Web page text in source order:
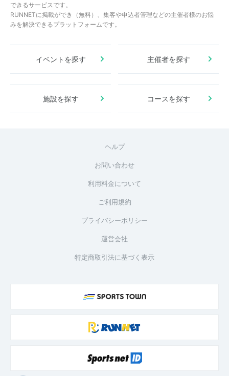
できるサービスです。
RUNNETに掲載ができ（無料）、集客や申込者管理などの主催者様のお悩
みを解決できるプラットフォームです。
イベントを探す 主催者を探す
施設を探す コースを探す
ヘルプ
お問い合わせ
利用料金について
ご利用規約
プライバシーポリシー
運営会社
特定商取引法に基づく表示